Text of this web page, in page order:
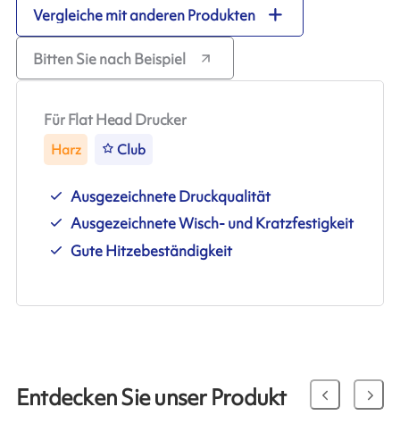
Vergleiche mit anderen Produkten
Bitten Sie nach Beispiel
Für Flat Head Drucker
Harz Club
Ausgezeichnete Druckqualität
Ausgezeichnete Wisch- und Kratzfestigkeit
Gute Hitzebeständigkeit
Entdecken Sie unser Produkt